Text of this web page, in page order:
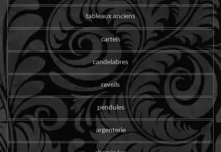
tableaux anciens
cartels
candelabres
reveils
pendules
argenterie